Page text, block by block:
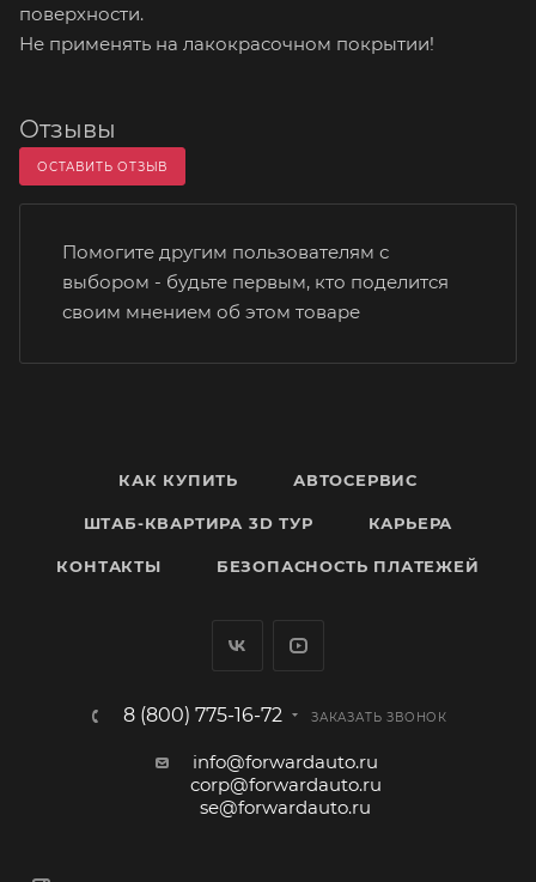
поверхности.
Не применять на лакокрасочном покрытии!
Отзывы
ОСТАВИТЬ ОТЗЫВ
Помогите другим пользователям с
выбором - будьте первым, кто поделится
своим мнением об этом товаре
КАК КУПИТЬ АВТОСЕРВИС
ШТАБ-КВАРТИРА 3D ТУР КАРЬЕРА
КОНТАКТЫ БЕЗОПАСНОСТЬ ПЛАТЕЖЕЙ
8 (800) 775-16-72 ЗАКАЗАТЬ ЗВОНОК
info@forwardauto.ru
corp@forwardauto.ru
se@forwardauto.ru